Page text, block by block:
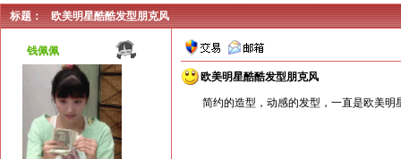
标题： 欧美明星酷酷发型朋克风
钱佩佩
欧美明星酷酷发型朋克风
简约的造型，动感的发型，一直是欧美